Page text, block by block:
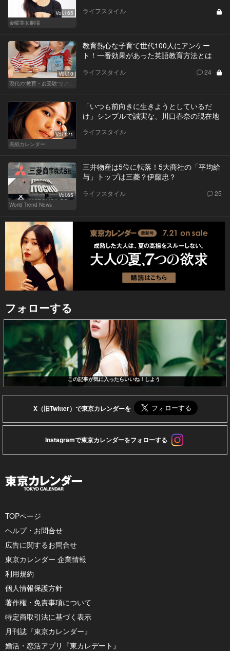
Vol.165
金曜美女劇場
ライフスタイル
Vol.10
現代の“教育・お受験”リアルドキュメント
教育熱心な子育て世代100人にアンケー
ト！一番効果があった英語教育方法とは
ライフスタイル 24
Vol.121
表紙カレンダー
「いつも前向きに生きようとしているだ
け」シンプルで誠実な、川口春奈の現在地
ライフスタイル
Vol.65
World Trend News
三井物産は5位に転落！5大商社の「平均給
与」トップは三菱？伊藤忠？
ライフスタイル 25
フォローする
この記事が気に入ったらいいね！しよう
X（旧Twitter）で東京カレンダーを
Instagramで東京カレンダーをフォローする
TOPページ
ヘルプ・お問合せ
広告に関するお問合せ
東京カレンダー 企業情報
利用規約
個人情報保護方針
著作権・免責事項について
特定商取引法に基づく表示
月刊誌『東京カレンダー』
婚活・恋活アプリ『東カレデート』